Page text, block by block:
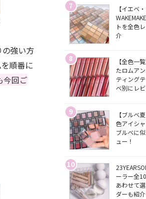
強い方
順番に
今回ご
7
【イエベ
トを全色
介
8
【全色一
たロムア
ティング
ベ別にレビ
9
【ブルベ
色アイシ
ブルベに
ュー！
10
ーラー全
あわせて
ダーも紹介